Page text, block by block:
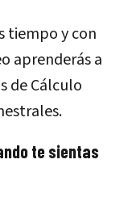
tiempo y con
aprenderás a
de Cálculo
te sientas